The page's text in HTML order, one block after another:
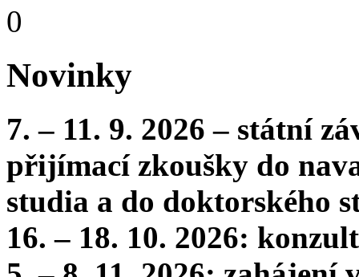
0
Novinky
7. – 11. 9. 2026 – státní
přijímací zkoušky do
studia a do doktorského
16. – 18. 10. 2026: